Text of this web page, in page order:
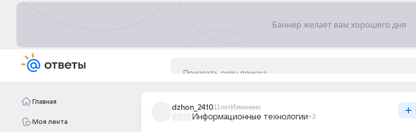
Главная
Моя лента
dzhon_241011летИзменено
Информационные технологии+3